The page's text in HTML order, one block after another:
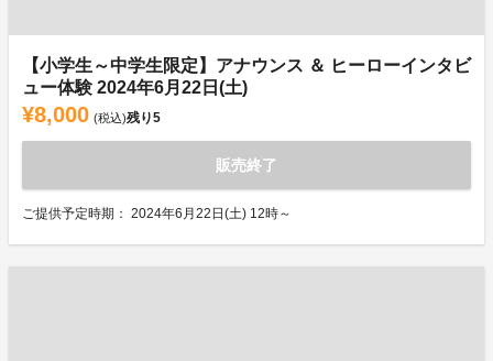
【小学生～中学生限定】アナウンス ＆ ヒーローインタビ
ュー体験 2024年6月22日(土)
¥8,000 (税込)残り5
販売終了
ご提供予定時期： 2024年6月22日(土) 12時～